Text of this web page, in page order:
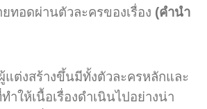
ยทอดผ่านตัวละครของเรื่อง (คำนำ
สร้างขึ้นมีทั้งตัวละครหลักและ
ำให้เนื้อเรื่องดำเนินไปอย่างน่า